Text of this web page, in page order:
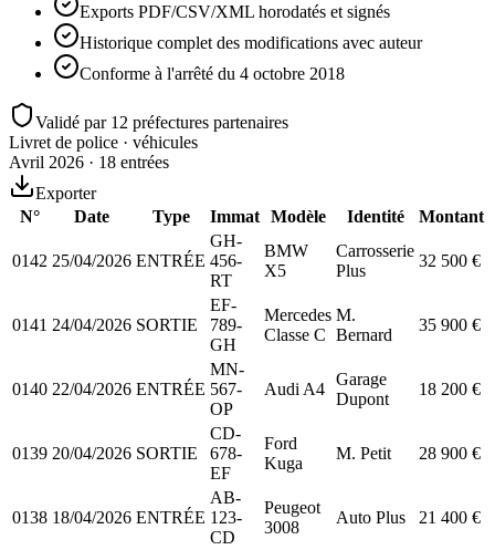
Exports PDF/CSV/XML horodatés et signés
Historique complet des modifications avec auteur
Conforme à l'arrêté du 4 octobre 2018
Validé par 12 préfectures partenaires
Livret de police · véhicules
Avril 2026 · 18 entrées
Exporter
N°
Date Type Immat Modèle Identité Montant
0142 25/04/2026 ENTRÉE
GH-
456-
RT
BMW
X5
Carrosserie
Plus
32 500 €
0141 24/04/2026 SORTIE
EF-
789-
GH
Mercedes
Classe C
M.
Bernard
35 900 €
0140 22/04/2026 ENTRÉE
MN-
567-
OP
Audi A4
Garage
Dupont
18 200 €
0139 20/04/2026 SORTIE
CD-
678-
EF
Ford
Kuga
M. Petit 28 900 €
0138 18/04/2026 ENTRÉE
AB-
123-
CD
Peugeot
3008
Auto Plus 21 400 €